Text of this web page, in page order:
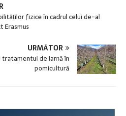
fizice în cadrul celui de-al
Erasmus
URMĂTOR
de iarnă în
pomicultură